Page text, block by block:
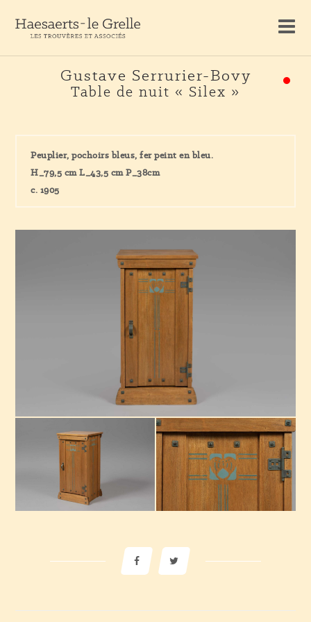
Gustave Serrurier-Bovy
Table de nuit « Silex »
Peuplier, pochoirs bleus, fer peint en bleu.
H_79,5 cm L_43,5 cm P_38cm
c. 1905